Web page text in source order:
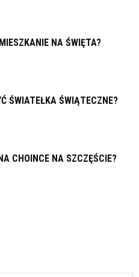
NA ŚWIĘTA?
ŚWIATEŁKA ŚWIĄTECZNE?
CHOINCE NA SZCZĘŚCIE?